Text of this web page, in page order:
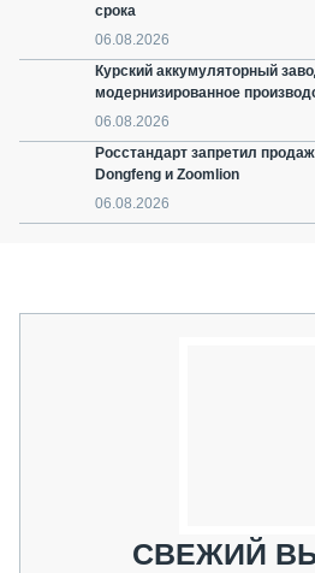
срока
06.08.2026
Курский аккумуляторный
модернизированное
06.08.2026
Росстандарт запретил
Dongfeng и Zoomlion
06.08.2026
СВЕЖИЙ